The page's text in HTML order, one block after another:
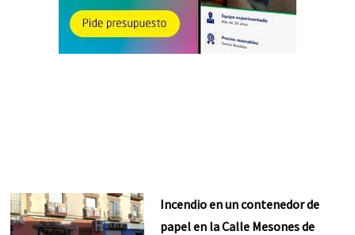
Incendio en un contenedor de
papel en la Calle Mesones de